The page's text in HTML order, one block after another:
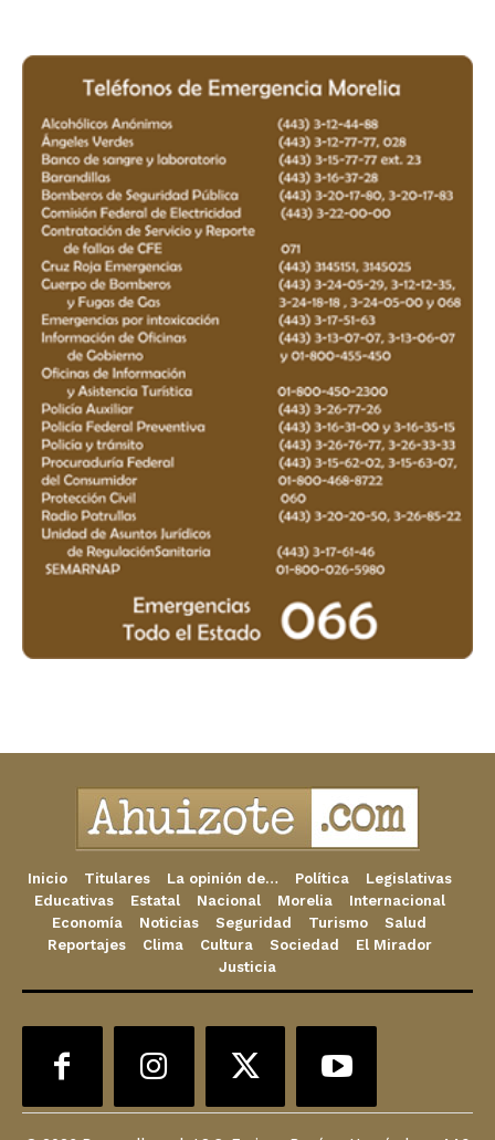
Inicio Titulares La opinión de… Política
Legislativas
Educativas
Estatal Nacional Morelia
Internacional
Economía
Noticias Seguridad Turismo
Salud
Reportajes
Clima Cultura Sociedad
El Mirador
Justicia